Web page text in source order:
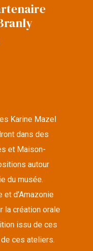
Karine Mazel
dans des
et Maison-
autour
du musée.
et d’Amazonie
la création orale
issu de ces
ces ateliers.